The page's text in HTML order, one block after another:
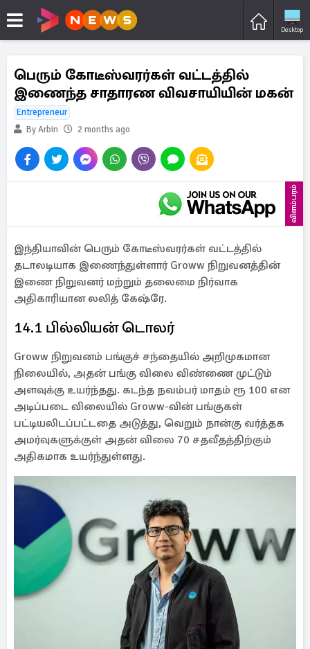
Desktop
பெரும் கோடீஸ்வரர்கள் வட்டத்தில்
இணைந்த சாதாரண விவசாயியின் மகன்
Entrepreneur
By Arbin
2 months ago
விளம்பரம்
இந்தியாவின் பெரும் கோடீஸ்வரர்கள் வட்டத்தில்
தடாலடியாக இணைந்துள்ளார் Groww நிறுவனத்தின்
இணை நிறுவனர் மற்றும் தலைமை நிர்வாக
அதிகாரியான லலித் கேஷ்ரே.
14.1 பில்லியன் டொலர்
Groww நிறுவனம் பங்குச் சந்தையில் அறிமுகமான
நிலையில், அதன் பங்கு விலை விண்ணை முட்டும்
அளவுக்கு உயர்ந்தது. கடந்த நவம்பர் மாதம் ரூ 100 என
அடிப்படை விலையில் Groww-வின் பங்குகள்
பட்டியலிடப்பட்டதை அடுத்து, வெறும் நான்கு வர்த்தக
அமர்வுகளுக்குள் அதன் விலை 70 சதவீதத்திற்கும்
அதிகமாக உயர்ந்துள்ளது.